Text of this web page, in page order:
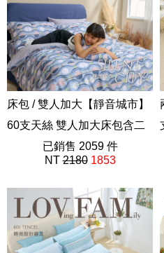
床包 / 雙人加大【靜音城市】
60支天絲 雙人加大床包含二
件枕套 獨家設計 FORME
202508新品
已銷售 2059 件
NT2180 1853